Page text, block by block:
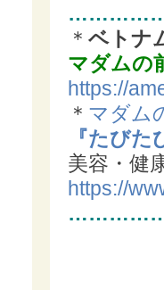
＊ ベトナ
マダムの
https://
＊ マダム
『たび
美容・健
https://